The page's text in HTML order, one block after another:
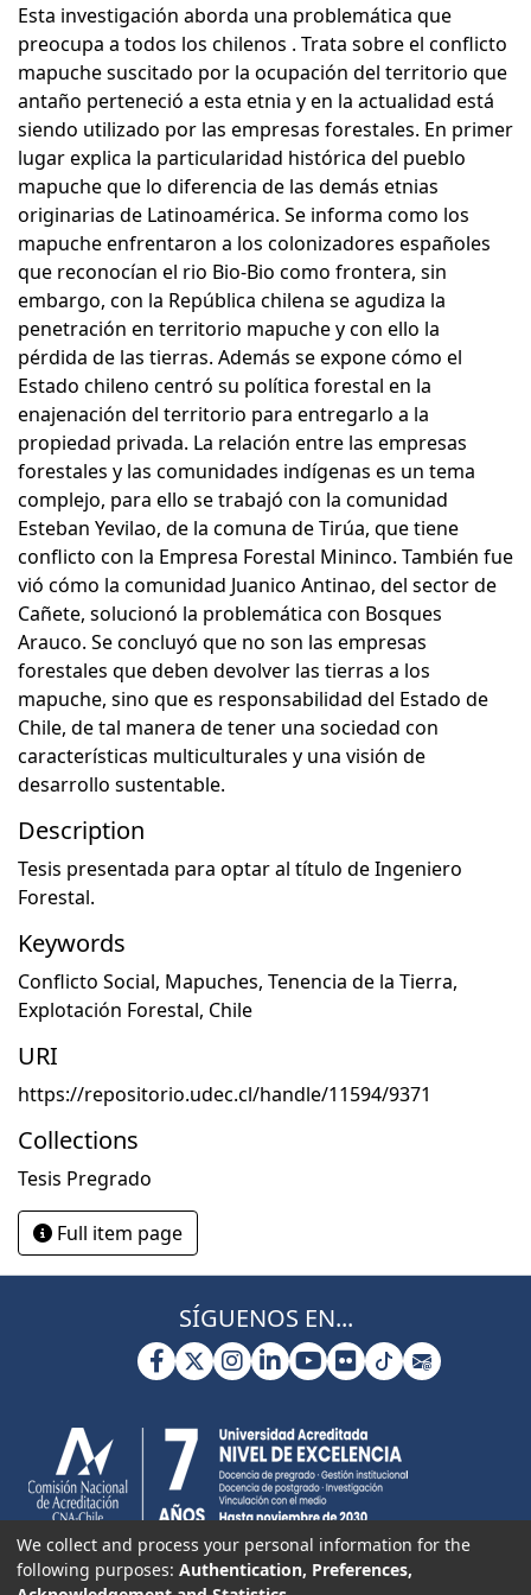
Esta investigación aborda una problemática que
preocupa a todos los chilenos . Trata sobre el conflicto
mapuche suscitado por la ocupación del territorio que
antaño perteneció a esta etnia y en la actualidad está
siendo utilizado por las empresas forestales. En primer
lugar explica la particularidad histórica del pueblo
mapuche que lo diferencia de las demás etnias
originarias de Latinoamérica. Se informa como los
mapuche enfrentaron a los colonizadores españoles
que reconocían el rio Bio-Bio como frontera, sin
embargo, con la República chilena se agudiza la
penetración en territorio mapuche y con ello la
pérdida de las tierras. Además se expone cómo el
Estado chileno centró su política forestal en la
enajenación del territorio para entregarlo a la
propiedad privada. La relación entre las empresas
forestales y las comunidades indígenas es un tema
complejo, para ello se trabajó con la comunidad
Esteban Yevilao, de la comuna de Tirúa, que tiene
conflicto con la Empresa Forestal Mininco. También fue
vió cómo la comunidad Juanico Antinao, del sector de
Cañete, solucionó la problemática con Bosques
Arauco. Se concluyó que no son las empresas
forestales que deben devolver las tierras a los
mapuche, sino que es responsabilidad del Estado de
Chile, de tal manera de tener una sociedad con
características multiculturales y una visión de
desarrollo sustentable.
Description
Tesis presentada para optar al título de Ingeniero
Forestal.
Keywords
Conflicto Social, Mapuches, Tenencia de la Tierra,
Explotación Forestal, Chile
URI
https://repositorio.udec.cl/handle/11594/9371
Collections
Tesis Pregrado
Full item page
SÍGUENOS EN...
We collect and process your personal information for the
following purposes: Authentication, Preferences,